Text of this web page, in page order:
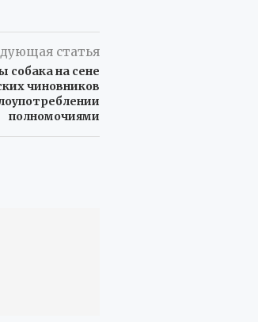
статья
собака на сене
чиновников
полномочиями